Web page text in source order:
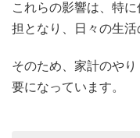
これらの影響は、特
担となり、日々の生活
そのため、家計のや
要になっています。